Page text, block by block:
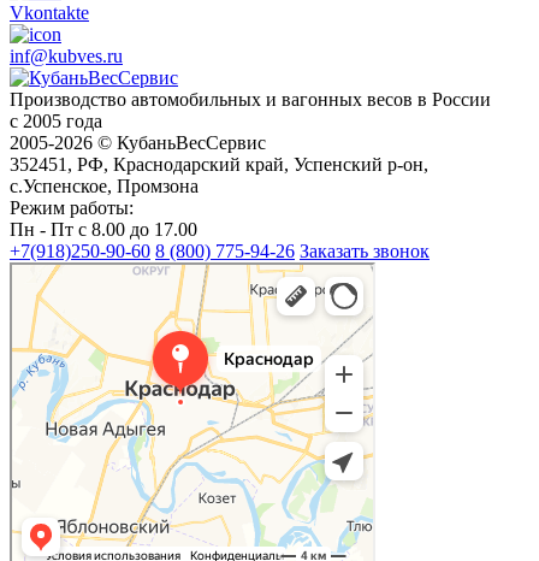
Vkontakte
inf@kubves.ru
Производство автомобильных и вагонных весов в России
с 2005 года
2005-2026 © КубаньВесСервис
352451, РФ, Краснодарский край, Успенский р-он,
с.Успенское, Промзона
Режим работы:
Пн - Пт с 8.00 до 17.00
+7(918)250-90-60 8 (800) 775-94-26 Заказать звонок
Краснодар
Краснодар — Яндекс Карты